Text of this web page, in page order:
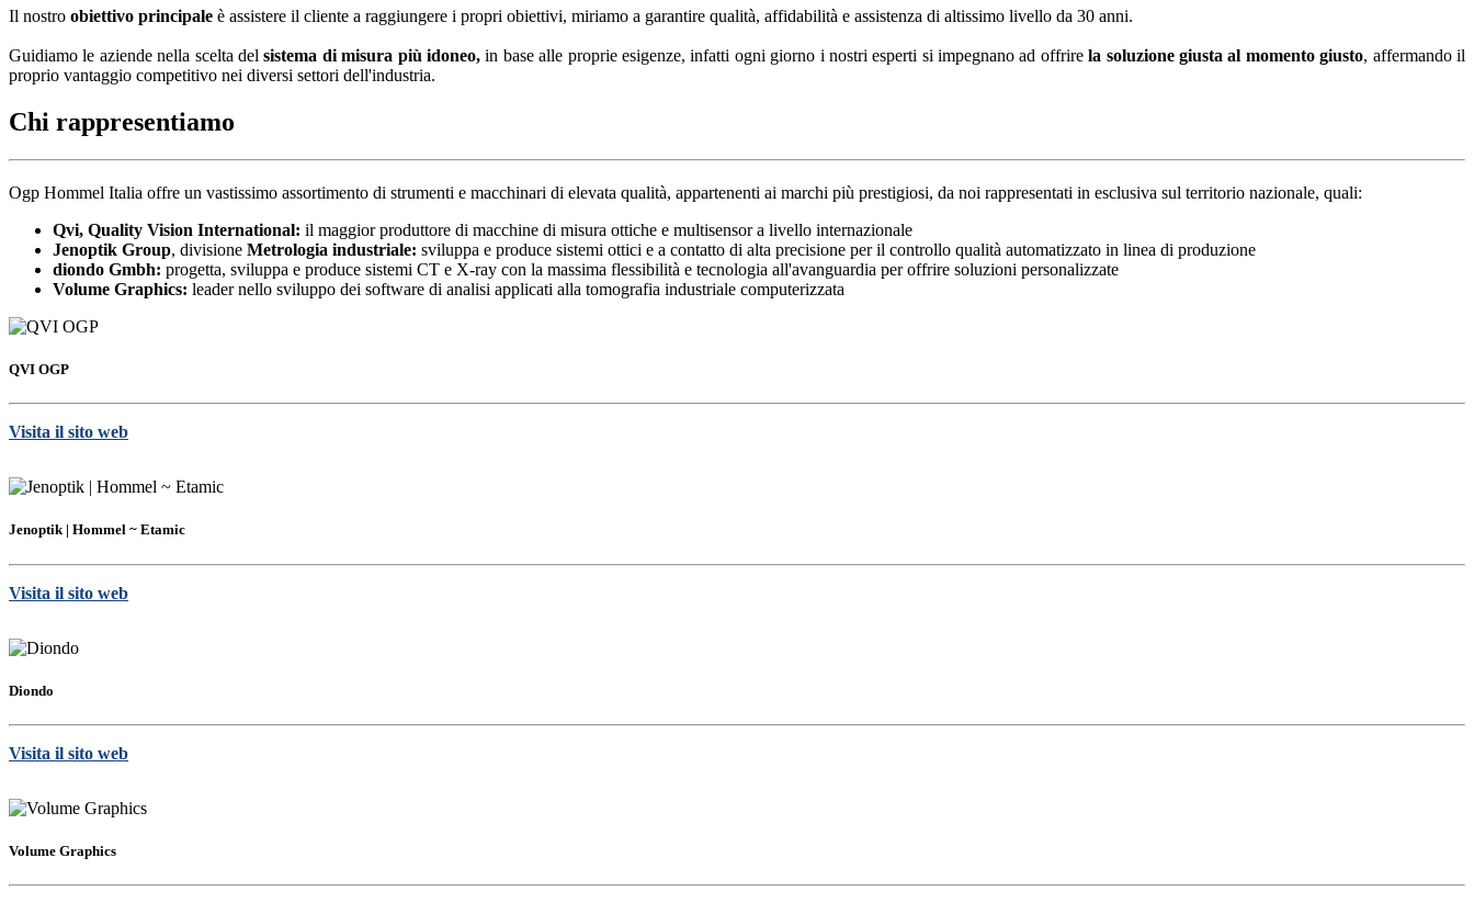
Il nostro obiettivo principale è assistere il cliente a raggiungere i propri obiettivi, miriamo a garantire qualità, affidabilità e assistenza di altissimo livello da 30 anni.
Guidiamo le aziende nella scelta del sistema di misura più idoneo,in base alle proprie esigenze, infatti ogni giorno i nostri esperti si impegnano ad offrirela soluzione giusta al momento giusto, affermando il
proprio vantaggio competitivo nei diversi settori dell'industria.
Chi rappresentiamo
Ogp Hommel Italia offre un vastissimo assortimento di strumenti e macchinari di elevata qualità, appartenenti ai marchi più prestigiosi, da noi rappresentati in esclusiva sul territorio nazionale, quali:
Qvi, Quality Vision International: il maggior produttore di macchine di misura ottiche e multisensor a livello internazionale
Jenoptik Group, divisione Metrologia industriale: sviluppa e produce sistemi ottici e a contatto di alta precisione per il controllo qualità automatizzato in linea di produzione
diondo Gmbh: progetta, sviluppa e produce sistemi CT e X-ray con la massima flessibilità e tecnologia all'avanguardia per offrire soluzioni personalizzate
Volume Graphics: leader nello sviluppo dei software di analisi applicati alla tomografia industriale computerizzata
QVI OGP
Visita il sito web
Jenoptik | Hommel ~ Etamic
Visita il sito web
Diondo
Visita il sito web
Volume Graphics